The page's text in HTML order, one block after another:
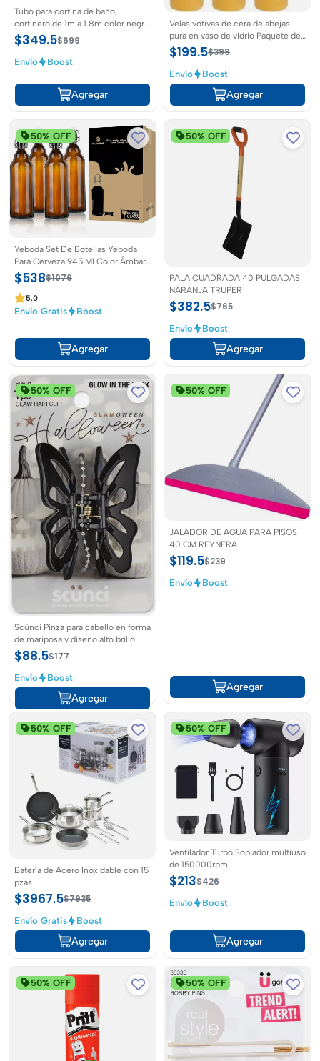
Tubo para cortina de baño,
cortinero de 1m a 1.8m color negro
ajustable por tension sin clavos
$349.5$699
Envío Boost
Agregar
Velas votivas de cera de abejas
pura en vaso de vidrio Paquete de
6 votivos naturales conjunto para
paquete de 6, amarillo
$199.5$399
Envío Boost
Agregar
50% OFF
Yeboda Set De Botellas Yeboda
Para Cerveza 945 Ml Color Ámbar
Set de 4pzs
$538$1076
5.0
Envío Gratis Boost
Agregar
50% OFF
PALA CUADRADA 40 PULGADAS
NARANJA TRUPER
$382.5$765
Envío Boost
Agregar
50% OFF
Scünci Pinza para cabello en forma
de mariposa y diseño alto brillo
$88.5$177
Envío Boost
Agregar
50% OFF
JALADOR DE AGUA PARA PISOS
40 CM REYNERA
$119.5$239
Envío Boost
Agregar
50% OFF
Batería de Acero Inoxidable con 15
pzas
$3967.5$7935
Envío Gratis Boost
Agregar
50% OFF
Ventilador Turbo Soplador multiuso
de 150000rpm
$213$426
Envío Boost
Agregar
50% OFF 50% OFF